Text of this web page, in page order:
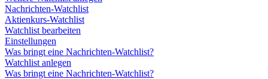
Nachrichten-Watchlist
Aktienkurs-Watchlist
Watchlist bearbeiten
Einstellungen
Was bringt eine Nachrichten-Watchlist?
Watchlist anlegen
Was bringt eine Nachrichten-Watchlist?